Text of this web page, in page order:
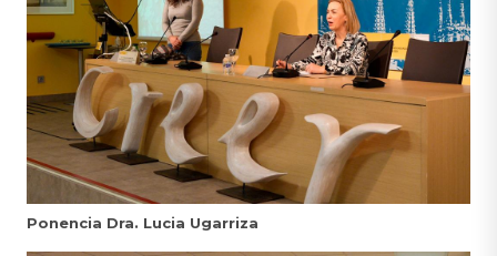
Ponencia Dra. Lucia Ugarriza